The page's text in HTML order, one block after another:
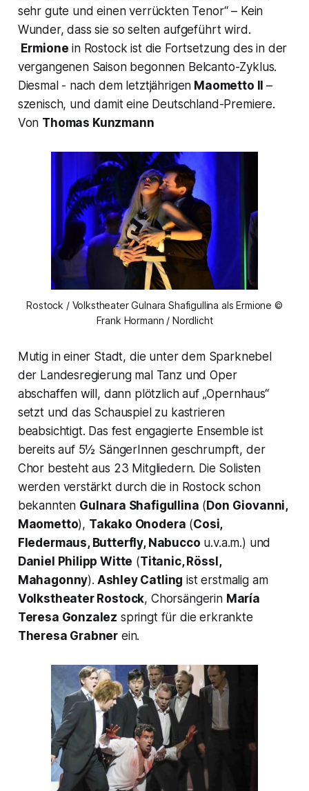
sehr gute und einen verrückten Tenor“ – Kein
Wunder, dass sie so selten aufgeführt wird.
Ermione in Rostock ist die Fortsetzung des in der
vergangenen Saison begonnen Belcanto-Zyklus.
Diesmal - nach dem letztjährigen Maometto II–
szenisch, und damit eine Deutschland-Premiere.
Von Thomas Kunzmann
Rostock / Volkstheater Gulnara Shafigullina als Ermione ©
Frank Hormann / Nordlicht
Mutig in einer Stadt, die unter dem Sparknebel
der Landesregierung mal Tanz und Oper
abschaffen will, dann plötzlich auf „Opernhaus“
setzt und das Schauspiel zu kastrieren
beabsichtigt. Das fest engagierte Ensemble ist
bereits auf 5½ SängerInnen geschrumpft, der
Chor besteht aus 23 Mitgliedern. Die Solisten
werden verstärkt durch die in Rostock schon
bekannten Gulnara Shafigullina (Don Giovanni,
Maometto), Takako Onodera (Cosi,
Fledermaus, Butterfly, Nabucco u.v.a.m.) und
Daniel Philipp Witte (Titanic, Rössl,
Mahagonny). Ashley Catling ist erstmalig am
Volkstheater Rostock, Chorsängerin María
Teresa Gonzalez springt für die erkrankte
Theresa Grabner ein.